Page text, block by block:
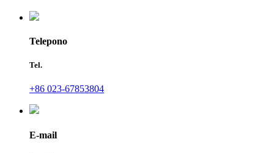
Telepono
Tel.
+86 023-67853804
E-mail